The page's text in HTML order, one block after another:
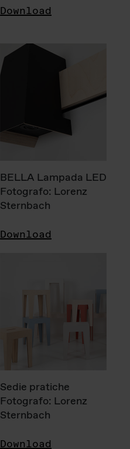
Download
BELLA Lampada LED
Fotografo: Lorenz
Sternbach
Download
Sedie pratiche
Fotografo: Lorenz
Sternbach
Download